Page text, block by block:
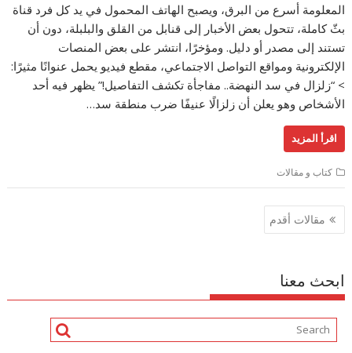
المعلومة أسرع من البرق، ويصبح الهاتف المحمول في يد كل فرد قناة
بثّ كاملة، تتحول بعض الأخبار إلى قنابل من القلق والبلبلة، دون أن
تستند إلى مصدر أو دليل. ومؤخرًا، انتشر على بعض المنصات
الإلكترونية ومواقع التواصل الاجتماعي، مقطع فيديو يحمل عنوانًا مثيرًا:
> “زلزال في سد النهضة.. مفاجأة تكشف التفاصيل!” يظهر فيه أحد
الأشخاص وهو يعلن أن زلزالًا عنيفًا ضرب منطقة سد…
اقرأ المزيد
كتاب و مقالات
تصفّح
المقالات
مقالات أقدم
ابحث معنا